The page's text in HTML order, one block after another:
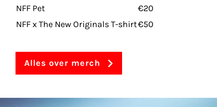
NFF Pet
€20
NFF x The New Originals T-shirt€50
Alles over merch